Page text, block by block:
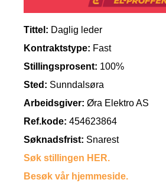
Tittel: Daglig leder
Kontraktstype: Fast
Stillingsprosent: 100%
Sted: Sunndalsøra
Arbeidsgiver: Øra Elektro AS
Ref.kode: 454623864
Søknadsfrist: Snarest
Søk stillingen HER.
Besøk vår hjemmeside.